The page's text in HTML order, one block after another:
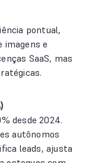
pontual,
imagens e
SaaS, mas
desde 2024.
autônomos
leads, ajusta